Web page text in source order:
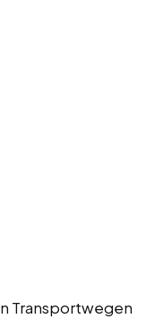
Transportwegen